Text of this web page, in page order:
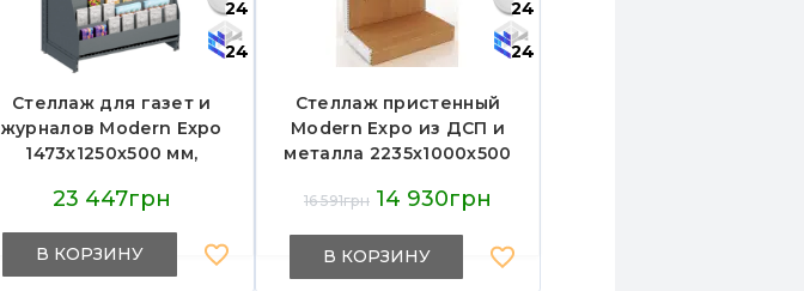
24
24
Стеллаж для газет и
журналов Modern Expo
1473х1250х500 мм,
750 кг, для прессы и
печатной продукции,
Украина
23 447грн
В КОРЗИНУ
24
24
Стеллаж пристенный
Modern Expo из ДСП и
металла 2235х1000х500
5 полок, для магазинов
16 591грн 14 930грн
В КОРЗИНУ